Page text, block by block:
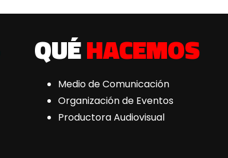
QUÉHACEMOS
Medio de Comunicación
Organización de Eventos
Productora Audiovisual